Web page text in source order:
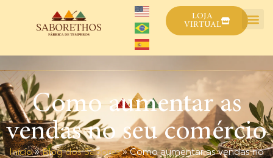
LOJA
VIRTUAL
Como aumentar as
vendas no seu comércio
Início»Blog dos Sabores»Como aumentar as vendas no